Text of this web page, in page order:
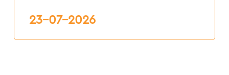
23-07-2026